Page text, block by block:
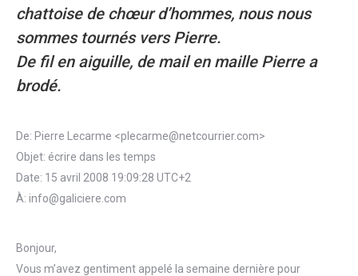
chattoise de chœur d’hommes, nous nous
sommes tournés vers Pierre.
De fil en aiguille, de mail en maille Pierre a
brodé.
De: Pierre Lecarme <plecarme@netcourrier.com>
Objet: écrire dans les temps
Date: 15 avril 2008 19:09:28 UTC+2
À: info@galiciere.com
Bonjour,
Vous m’avez gentiment appelé la semaine dernière pour